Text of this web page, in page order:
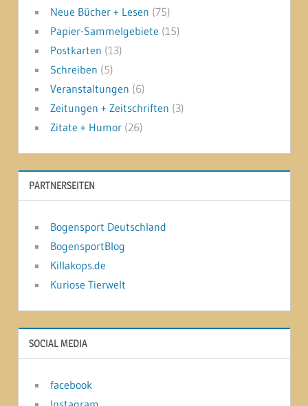
Neue Bücher + Lesen (75)
Papier-Sammelgebiete (15)
Postkarten (13)
Schreiben (5)
Veranstaltungen (6)
Zeitungen + Zeitschriften (3)
Zitate + Humor(26)
PARTNERSEITEN
Bogensport Deutschland
BogensportBlog
Killakops.de
Kuriose Tierwelt
SOCIAL MEDIA
facebook